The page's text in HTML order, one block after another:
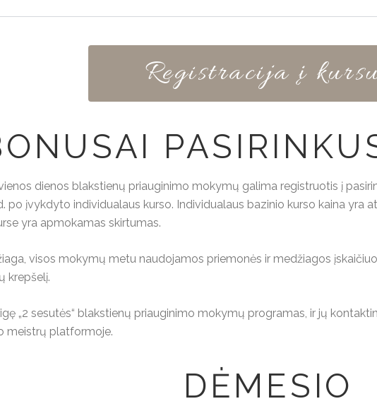
Registracija į
dienos blakstienų priauginimo mokymų galima registruotis į
po įvykdyto individualaus kurso. Individualaus bazinio kurso kaina yra
yra apmokamas skirtumas.
visos mokymų metu naudojamos priemonės ir medžiagos
krepšelį.
„2 sesutės“ blakstienų priauginimo mokymų programas, ir jų
meistrų platformoje.
DĖMESIO